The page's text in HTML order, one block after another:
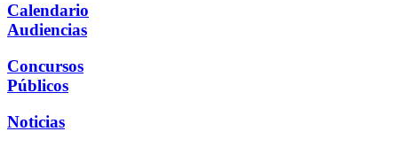
Calendario
Audiencias
Concursos
Públicos
Noticias